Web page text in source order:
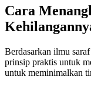
Cara
Berdasarkan ilmu
prinsip praktis untuk
untuk meminimalkan